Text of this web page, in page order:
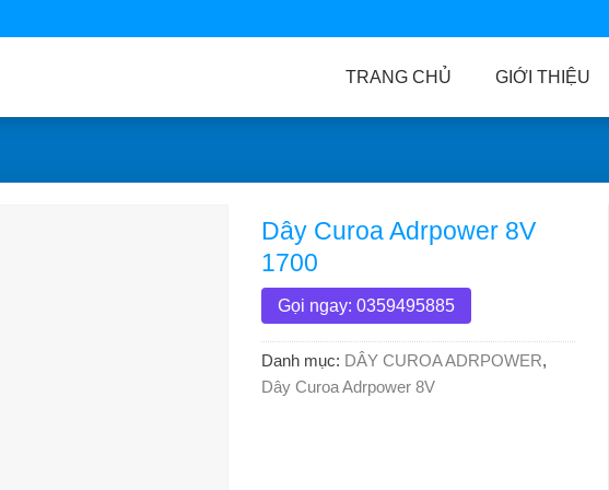
TRANG CHỦ GIỚI THIỆU
Dây Curoa Adrpower 8V
1700
Gọi ngay: 0359495885
Danh mục: DÂY CUROA ADRPOWER,
Dây Curoa Adrpower 8V